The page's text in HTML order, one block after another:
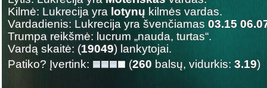
Kilmė: Lukrecija yra lotynų kilmės vardas.
Vardadienis: Lukrecija yra švenčiamas 03.15
Trumpa reikšmė: lucrum „nauda, turtas“.
Vardą skaitė: (19049) lankytojai.
Patiko? Įvertink:
(260 balsų, vidurkis: 3.19)